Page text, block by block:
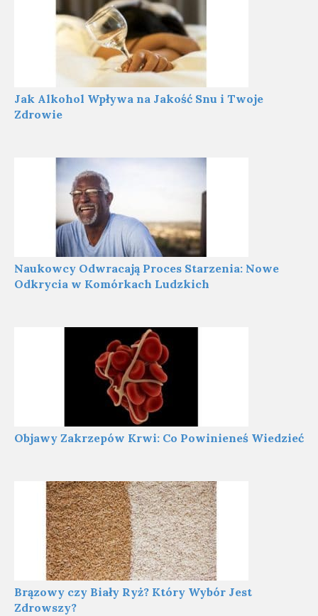
Jak Alkohol Wpływa na Jakość Snu i Twoje
Zdrowie
Naukowcy Odwracają Proces Starzenia: Nowe
Odkrycia w Komórkach Ludzkich
Objawy Zakrzepów Krwi: Co Powinieneś Wiedzieć
Brązowy czy Biały Ryż? Który Wybór Jest
Zdrowszy?